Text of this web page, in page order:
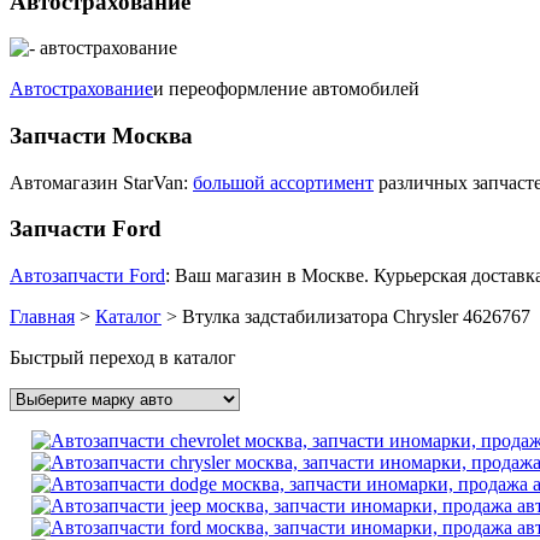
Автострахованиеи переоформление автомобилей
Запчасти Москва
Автомагазин StarVan: большой ассортимент различных
Запчасти Ford
Автозапчасти Ford: Ваш магазин в Москве. Курьерская
Главная > Каталог > Втулка задстабилизатора Chrysler 4626767
Быстрый переход в каталог